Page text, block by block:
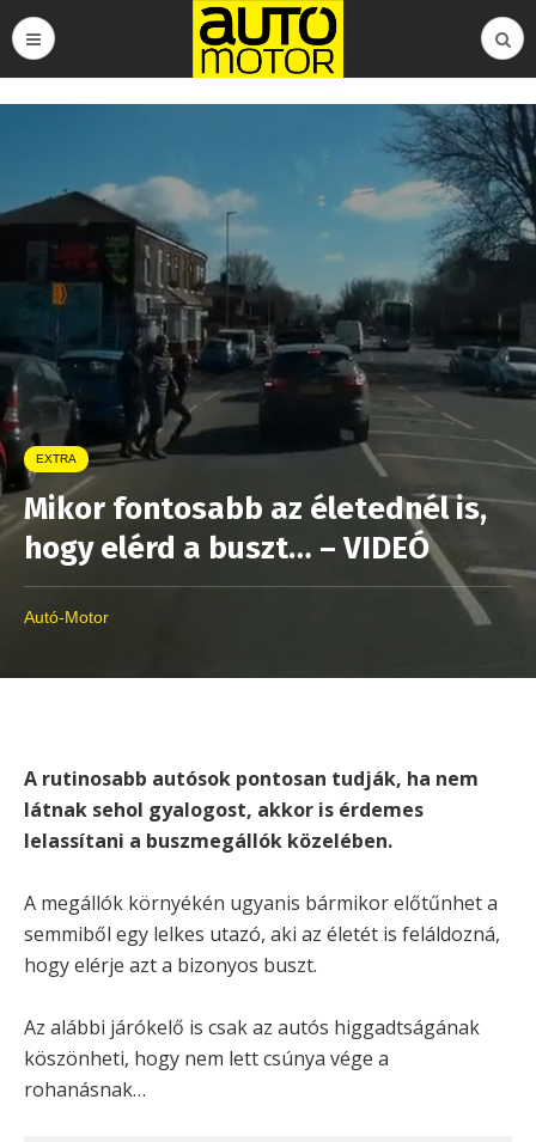
EXTRA
Mikor fontosabb az életednél is,
hogy elérd a buszt… – VIDEÓ
Autó-Motor
A rutinosabb autósok pontosan tudják, ha nem
látnak sehol gyalogost, akkor is érdemes
lelassítani a buszmegállók közelében.
A megállók környékén ugyanis bármikor előtűnhet a
semmiből egy lelkes utazó, aki az életét is feláldozná,
hogy elérje azt a bizonyos buszt.
Az alábbi járókelő is csak az autós higgadtságának
köszönheti, hogy nem lett csúnya vége a
rohanásnak…